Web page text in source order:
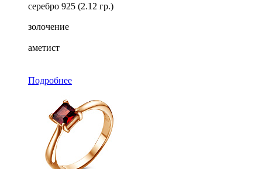
серебро 925 (2.12 гр.)
золочение
аметист
Подробнее